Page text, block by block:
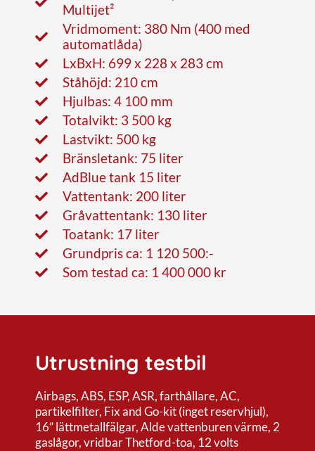
Multijet²
Vridmoment: 380 Nm (400 med
automatlåda)
LxBxH: 699 x 228 x 283 cm
Ståhöjd: 210 cm
Hjulbas: 4 100 mm
Totalvikt: 3 500 kg
Lastvikt: 500 kg
Bränsletank: 75 liter
AdBlue tank 15 liter
Vattentank: 200 liter
Gråvattentank: 130 liter
Toatank: 17 liter
Grundpris ca: 1 120 500:-
Som testad ca: 1 400 000 kr
Utrustning testbil
Airbags, ABS, ESP, ASR, farthållare, AC,
partikelfilter, Fix and Go-kit (inget reservhjul),
16” lättmetallfälgar, Alde vattenburen värme, 2
gaslågor, vridbar Thetford-toa, 12 volts